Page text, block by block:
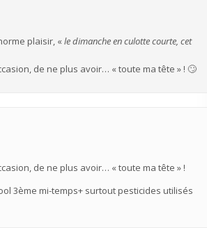
plaisir, «le dimanche en culotte courte, cet
de ne plus avoir… « toute ma tête » ! 🙄
de ne plus avoir… « toute ma tête » !
3ème mi-temps+ surtout pesticides utilisés